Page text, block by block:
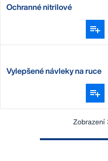
Ochranné nitrilové
Vylepšené návleky na ruce
Zobrazení